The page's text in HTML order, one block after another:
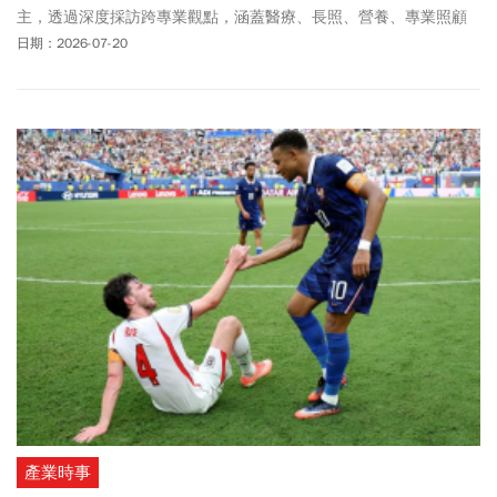
主，透過深度採訪跨專業觀點，涵蓋醫療、長照、營養、專業照顧
者與家庭照顧者的經驗，及法律、倫理面的思考，全面剖析斷食的
有沒有可能好好吃到生命最後？
日期：2026-07-20
產業時事